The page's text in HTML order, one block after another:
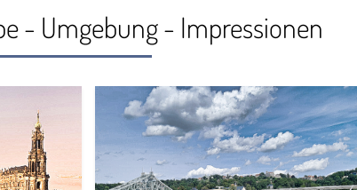
- Umgebung - Impressionen